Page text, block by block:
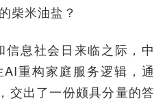
柴米油盐？
息社会日来临之际，中
重构家庭服务逻辑，通
交出了一份颇具分量的答